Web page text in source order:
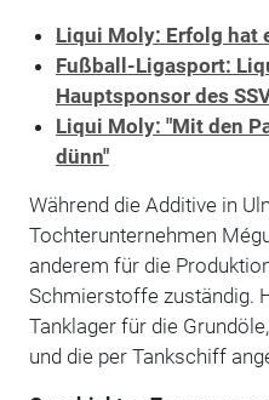
Liqui Moly: Erfolg hat
Fußball-Ligasport:
Hauptsponsor des
Liqui Moly: "Mit den
dünn"
Während die Additive in
Tochterunternehmen
anderem für die
Schmierstoffe zuständig.
Tanklager für die
und die per Tankschiff